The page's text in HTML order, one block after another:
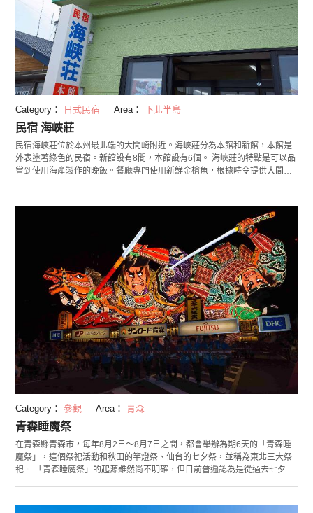
Category： 日式民宿 Area： 下北半島
民宿 海峽莊
民宿海峽莊位於本州最北端的大間崎附近。海峽莊分為本館和新館，本館是
外表塗著綠色的民宿。新館設有8間，本館設有6個。 海峽莊的特點是可以品
嘗到使用海產製作的晚飯。餐廳專門使用新鮮金槍魚，根據時令提供大間和
飯。大量使用金槍魚製作的的「純金槍魚蓋飯」十分推薦。 周邊有標示本州
最北端的石碑和巨大金槍魚紀念碑，到訪的時候請一定去看一看。
Category： 參觀 Area： 青森
青森睡魔祭
在青森縣青森市，每年8月2日～8月7日之間，都會舉辦為期6天的「青森睡
魔祭」，這個祭祀活動和秋田的竿燈祭、仙台的七夕祭，並稱為東北三大祭
祀。 「青森睡魔祭」的起源雖然尚不明確，但目前普遍認為是從過去七夕時
山車「睡魔」以及周圍跳舞的「跳人」。職人親手製作的山車「睡魔」伴著